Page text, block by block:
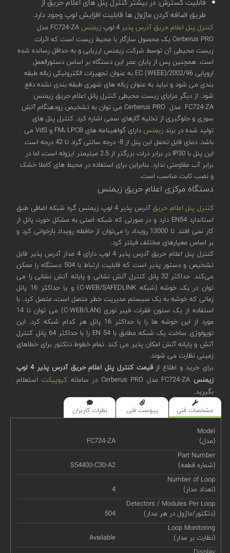
طریق اضافه کردن ماژول ها قابلیت افزایش لوپ وجود دارد.
کنترل پنل اعلام حریق آدرس پذیر4 لوپ زیمنس
FC724-ZA مدل
Cerberus PRO یک محصول سازگار با محیط زیست است که اثرات
زیست محیطی آن توسط شرکت زیمنس ارزیابی و به حداقل رسانده شده
است. همچنین پس از پایان عمر این دستگاه بر اساس دستورالعمل
اروپایی 2002/96/EC (WEEE) به عنوان تجهیزات الکترونیکی زباله طبقه
بندی می شود و نباید به عنوان زباله های شهری طبقه بندی نشده دفع
شود. از دیگر مزایای زیست محیطی کنترل پانل اعلام حریق زیمنس
FC724-ZA مدل Cerberus PRO می توان به تشخیص زودهنگام آتش
سوزی و جلوگیری از تخلیه گازهای سمی اشاره کرد. کنترل پنل های
تولید شده در برندزیمنس
دارای گواهینامه‌ های FM، LPCB و VdS می
باشد. دمای قابل تحمل این پنل از 8- درجه سانتی گراد تا 42 درجه است.
این پنل با IP30 در برابر ذرات بزرگتر از 2.5 میلیمتر ایزوله است، اما در
برابر آب مقاومتی ندارد. بنابراین برای استفاده در محیط های کاملا خشک
و نصب ثابت مناسب است.
دستگاه مرکزی اعلام حریق زیمنس
کنترل پنل اعلام حریق
آدرس پذیر 4 لوپ زیمنس گره شبکه اضافی طبق
استاندارد EN54 دارد و در صورتی که شبکه اصلی به مشکل خورد، پانل از
کار نمی افتد. تا 13000 رویداد را می‌توان از حافظه رویداد بازخوانی کرد و
بر اساس معیارهای مختلف فیلتر کرد.
کنترل پنل اعلام حریق آدرس پذیر 4 لوپ دارای 4 مدار آدرس پذیر قابل
تشخیص و دستور پذیر است که قابلیت ارتباط با 504 دستگاه را ممکن
می‌کند. حداکثر 32 پانل کنترل آتش نشانی و پایانه آتش نشانی را می
توان در یک خوشه (شبکه C-WEB/SAFEDLINK) و یا حداکثر 16 پانل
زمانی که خوشه به یک سیستم مدیریت خطر متصل است، متصل کرد. با
استفاده از یک ستون فقرات فیبر نوری (C-WEB/LAN) می توان تا 14
مورد از این خوشه ها را با حداکثر 16 پانل هر کدام شبکه کرد. این
توپولوژی ساخت یک شبکه مطابق با EN 54 را با حداکثر 64 پانل کنترل
آتش و پایانه آتش امکان پذیر می کند. تمام خطوط دتکتور برای خطاهای
زمینی نظارت می شوند.
برای خرید و اطلاع از
قیمت کنترل پنل اعلام حریق آدرس پذیر 4 لوپ
زیمنس
کیوپیکت استعلام
بگیرید.
مشخصات فنی پیوست فنی نظرات کاربران
Model
(مدل)
FC724-ZA
Part Number
(شماره قطعه)
S54400-C30-A2
Number of Loop
(تعداد مدار)
4
Detectors / Modules Per Loop
(دتکتور/ماژول در هر مدار)
504
Loop Monitoring
(نظارت بر مدار)
Available